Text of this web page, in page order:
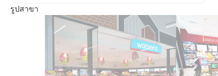
รูปสาขา